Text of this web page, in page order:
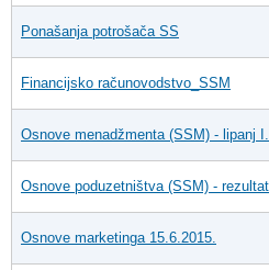
Ponašanja potrošača SS
Financijsko računovodstvo_SSM
Osnove menadžmenta (SSM) - lipanj
Osnove poduzetništva (SSM) -
Osnove marketinga 15.6.2015.